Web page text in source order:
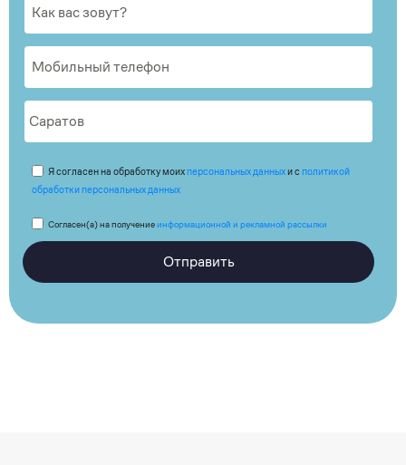
Я согласен на обработку моих персональных данныхи с политикой
обработки персональных данных
Согласен(а) на получениеинформационной и рекламной рассылки
Отправить